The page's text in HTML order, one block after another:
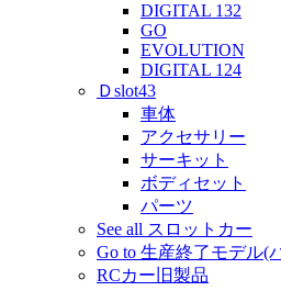
DIGITAL 132
GO
EVOLUTION
DIGITAL 124
Ｄslot43
車体
アクセサリー
サーキット
ボディセット
パーツ
See all スロットカー
Go to 生産終了モデル(
RCカー旧製品